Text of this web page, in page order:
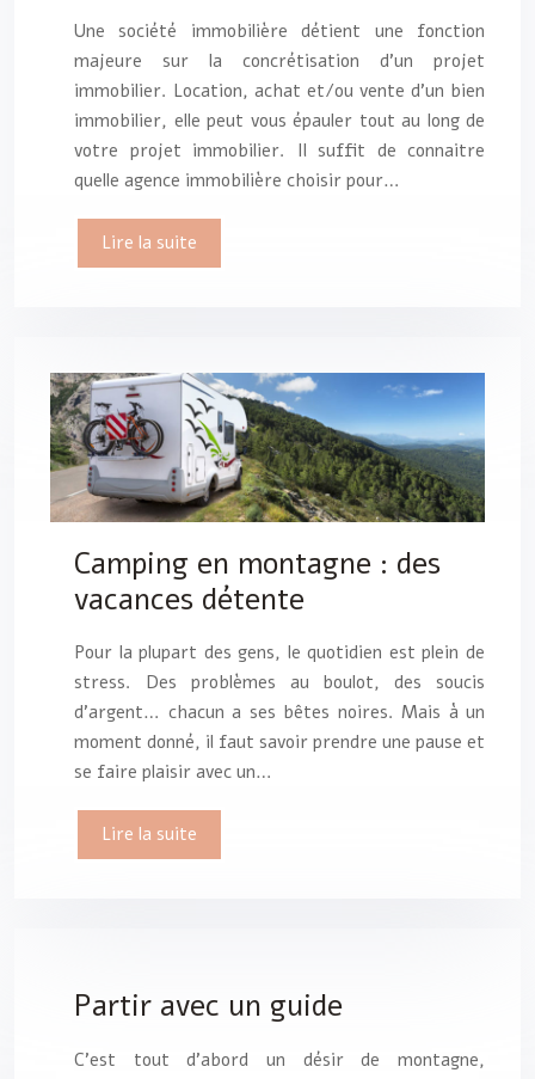
Une société immobilière détient une fonction
majeure sur la concrétisation d’un projet
immobilier. Location, achat et/ou vente d’un bien
immobilier, elle peut vous épauler tout au long de
votre projet immobilier. Il suffit de connaitre
quelle agence immobilière choisir pour…
Lire la suite
Camping en montagne : des
vacances détente
Pour la plupart des gens, le quotidien est plein de
stress. Des problèmes au boulot, des soucis
d’argent… chacun a ses bêtes noires. Mais à un
moment donné, il faut savoir prendre une pause et
se faire plaisir avec un…
Lire la suite
Partir avec un guide
C’est tout d’abord un désir de montagne,